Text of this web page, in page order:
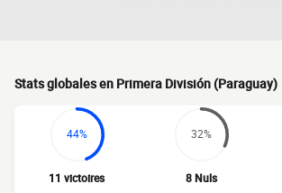
Stats globales en Primera División (Paraguay)
44%
11 victoires
32%
8 Nuls